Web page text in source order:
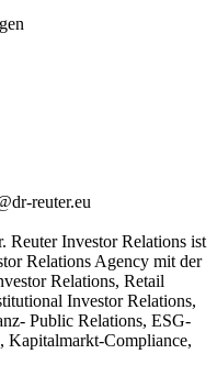
reuter.eu
Reuter Investor Relations ist
Relations Agency mit der
Relations, Retail
Investor Relations,
Public Relations, ESG-
Kapitalmarkt-Compliance,